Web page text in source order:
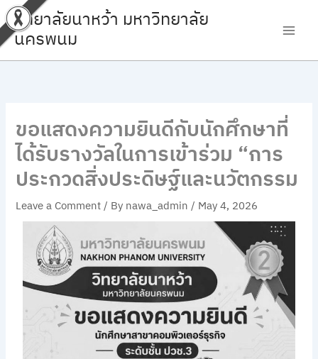
Skip
to
content
วิทยาลัยนาหว้า มหาวิทยาลัย
นครพนม
ขอแสดงความยินดีกับนักศึกษาที่
ได้รับรางวัลในการเข้าร่วม “การ
ประกวดสิ่งประดิษฐ์และนวัตกรรม
Leave a Comment/ By nawa_admin/ May 4, 2026